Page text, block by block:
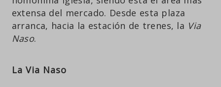
extensa del mercado. Desde esta plaza
arranca, hacia la estación de trenes, la Via
Naso.
La Via Naso